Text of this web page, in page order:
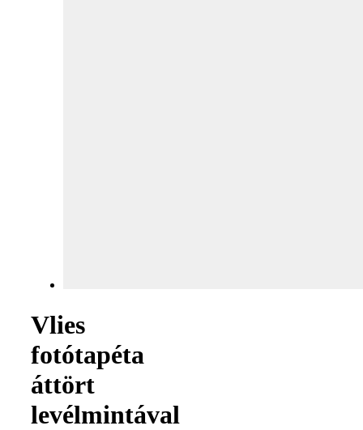
Vlies
fotótapéta
áttört
levélmintával